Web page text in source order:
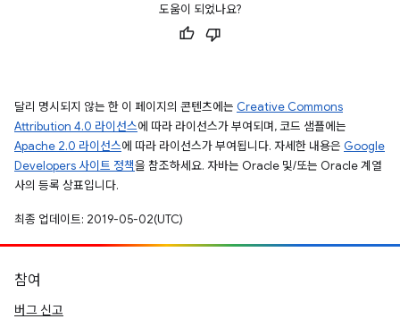
도움이 되었나요?
달리 명시되지 않는 한 이 페이지의 콘텐츠에는 Creative Commons
Attribution 4.0 라이선스에 따라 라이선스가 부여되며, 코드 샘플에는
Apache 2.0 라이선스에 따라 라이선스가 부여됩니다. 자세한 내용은 Google
Developers 사이트 정책을 참조하세요. 자바는 Oracle 및/또는 Oracle 계열
사의 등록 상표입니다.
최종 업데이트: 2019-05-02(UTC)
참여
버그 신고